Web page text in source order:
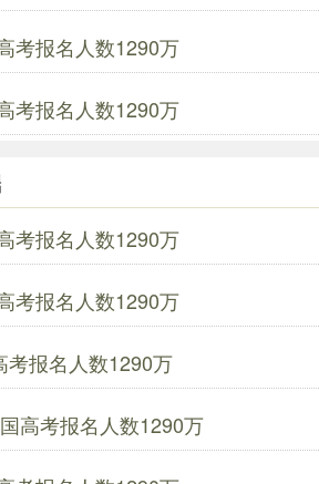
考报名人数1290万
考报名人数1290万
考报名人数1290万
考报名人数1290万
考报名人数1290万
高考报名人数1290万